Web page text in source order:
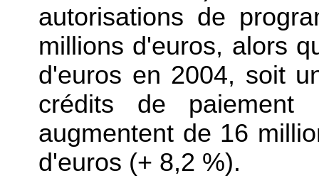
autorisations de
millions d'euros, alors
d'euros en 2004, soit
crédits de paiement
augmentent de 16
d'euros (+ 8,2 %).